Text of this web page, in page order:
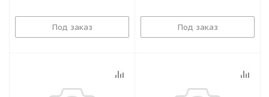
Под заказ Под заказ